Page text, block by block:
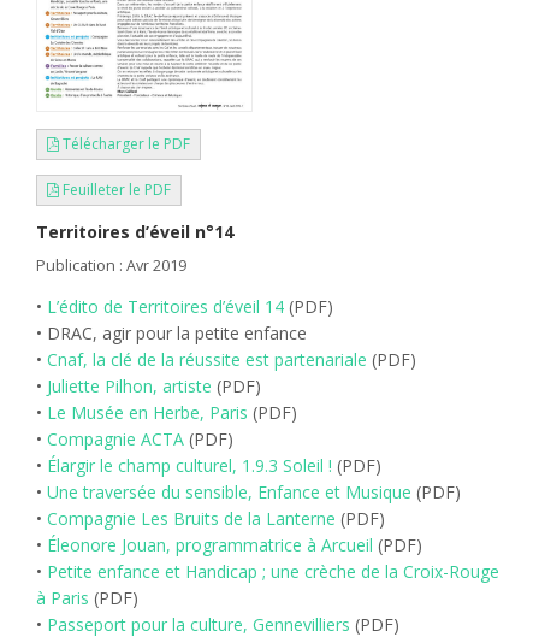
Télécharger le PDF
Feuilleter le PDF
Territoires d’éveil n°14
Publication : Avr 2019
• L’édito de Territoires d’éveil 14 (PDF)
• DRAC, agir pour la petite enfance
• Cnaf, la clé de la réussite est partenariale (PDF)
• Juliette Pilhon, artiste (PDF)
• Le Musée en Herbe, Paris (PDF)
• Compagnie ACTA (PDF)
• Élargir le champ culturel, 1.9.3 Soleil ! (PDF)
• Une traversée du sensible, Enfance et Musique (PDF)
• Compagnie Les Bruits de la Lanterne (PDF)
• Éleonore Jouan, programmatrice à Arcueil (PDF)
• Petite enfance et Handicap ; une crèche de la Croix-Rouge
à Paris (PDF)
• Passeport pour la culture, Gennevilliers (PDF)